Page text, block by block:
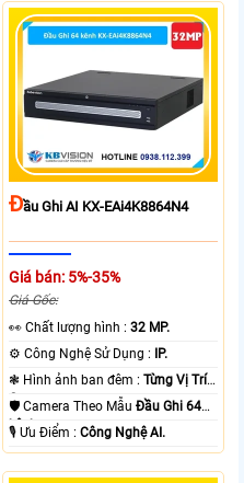
ĐẦu Ghi AI KX-EAi4K8864N4
Giá bán: 5%-35%
Giá Gốc:
️👀 Chất lượng hình :32 MP.
⚙ Công Nghệ Sử Dụng : IP.
❃ Hình ảnh ban đêm :Từng Vị Trí
Camera .
🛡 Camera Theo MẫuĐầu Ghi 64
kênh.
️🎙 Ưu Điểm :Công Nghệ AI.